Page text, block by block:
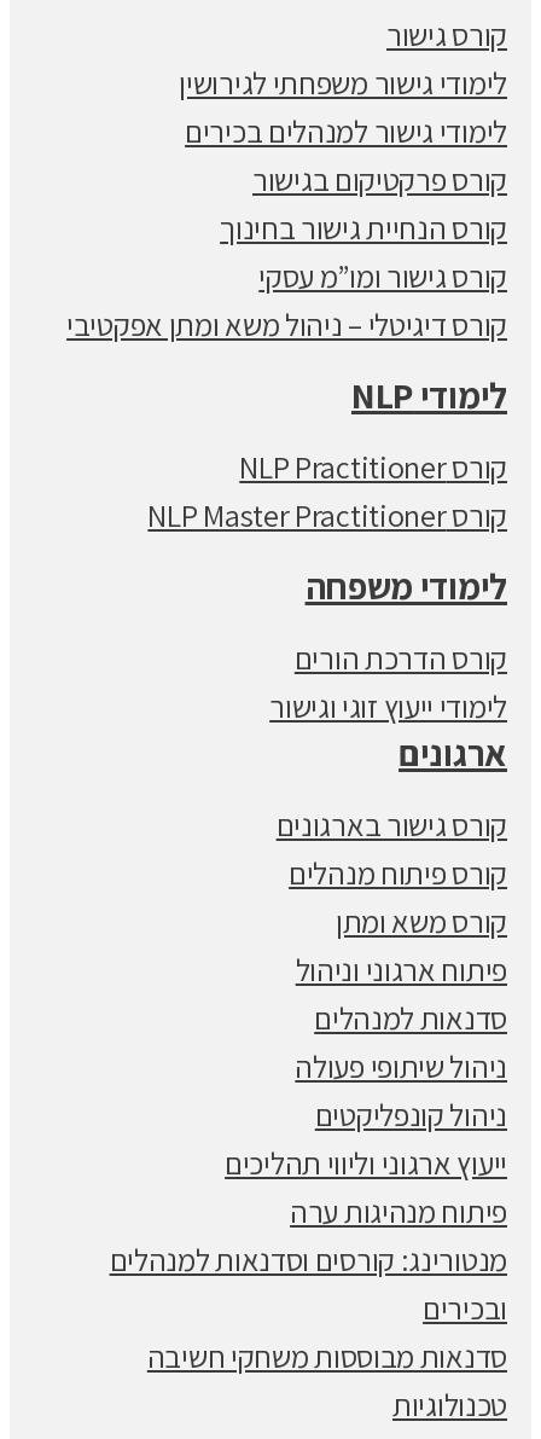
קורס גישור
לימודי גישור משפחתי לגירושין
לימודי גישור למנהלים בכירים
קורס פרקטיקום בגישור
קורס הנחיית גישור בחינוך
קורס גישור ומו”מ עסקי
קורס דיגיטלי – ניהול משא ומתן אפקטיבי
לימודי NLP
קורס NLP Practitioner
קורס NLP Master Practitioner
לימודי משפחה
קורס הדרכת הורים
לימודי ייעוץ זוגי וגישור
ארגונים
קורס גישור בארגונים
קורס פיתוח מנהלים
קורס משא ומתן
פיתוח ארגוני וניהול
סדנאות למנהלים
ניהול שיתופי פעולה
ניהול קונפליקטים
ייעוץ ארגוני וליווי תהליכים
פיתוח מנהיגות ערה
מנטורינג: קורסים וסדנאות למנהלים
ובכירים
סדנאות מבוססות משחקי חשיבה
טכנולוגיות